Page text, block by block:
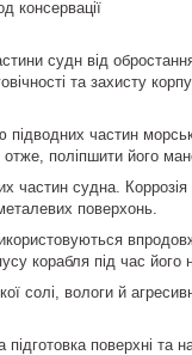
консервації
судн від обростання
та захисту
частин
поліпшити його
частин судна.
поверхонь.
корабля під час його
солі, вологи й
поверхні та